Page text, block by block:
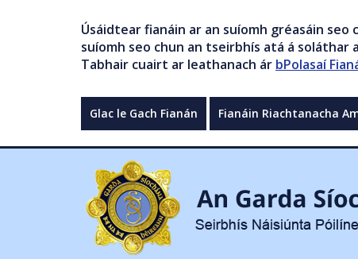
Úsáidtear fianáin ar an suíomh gréasáin
suíomh seo chun an tseirbhís atá á
Tabhair cuairt ar leathanach ár bPolasaí
Glac le Gach Fianán Fianáin Riachtanacha